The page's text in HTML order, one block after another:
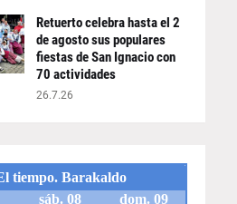
Retuerto celebra hasta el 2
de agosto sus populares
fiestas de San Ignacio con
70 actividades
26.7.26